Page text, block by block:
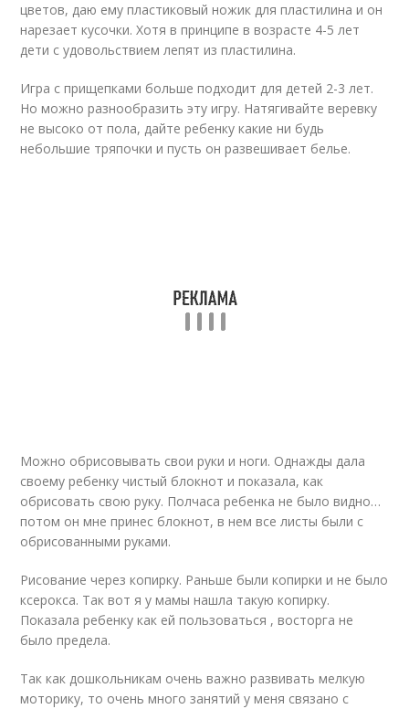
цветов, даю ему пластиковый ножик для пластилина и он
нарезает кусочки. Хотя в принципе в возрасте 4-5 лет
дети с удовольствием лепят из пластилина.
Игра с прищепками больше подходит для детей 2-3 лет.
Но можно разнообразить эту игру. Натягивайте веревку
не высоко от пола, дайте ребенку какие ни будь
небольшие тряпочки и пусть он развешивает белье.
Можно обрисовывать свои руки и ноги. Однажды дала
своему ребенку чистый блокнот и показала, как
обрисовать свою руку. Полчаса ребенка не было видно…
потом он мне принес блокнот, в нем все листы были с
обрисованными руками.
Рисование через копирку. Раньше были копирки и не было
ксерокса. Так вот я у мамы нашла такую копирку.
Показала ребенку как ей пользоваться , восторга не
было предела.
Так как дошкольникам очень важно развивать мелкую
моторику, то очень много занятий у меня связано с